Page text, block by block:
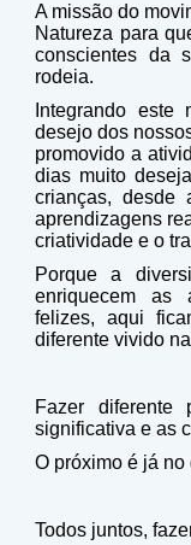
A missão do
Natureza para
conscientes da
rodeia.
Integrando
desejo dos
promovido a
dias muito
crianças, desde
aprendizagens
criatividade e o
Porque a
enriquecem as
felizes, aqui
diferente vivido
Fazer diferente
significativa e as
O próximo é já no
Todos juntos,